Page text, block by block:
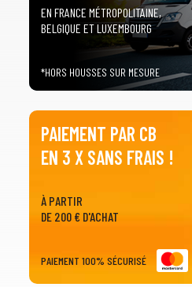
EN FRANCE MÉTROPOLITAINE,
BELGIQUE ET LUXEMBOURG
*HORS HOUSSES SUR MESURE
PAIEMENT PAR CB
EN 3 X SANS FRAIS !
À PARTIR
DE 200 € D'ACHAT
PAIEMENT 100% SÉCURISÉ